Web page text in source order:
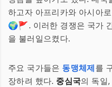
하고자 아프리카와 아시아
🌍🚩. 이러한 경쟁은 국가
을 불러일으켰다.
주요 국가들은 동맹체제를
장하려 했다. 중심국의 독일